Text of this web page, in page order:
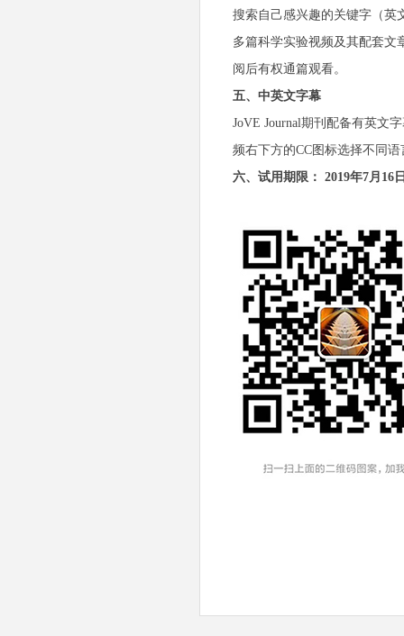
搜索自己感兴趣的关键字（英
多篇科学实验视频及其配套文
阅后有权通篇观看。
五、中英文字幕
JoVE Journal期刊配备有英文
频右下方的CC图标选择不同
六、试用期限： 2019年7月16